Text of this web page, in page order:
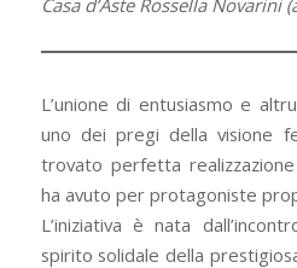
L’unione di entusiasmo e
uno dei pregi della visione
trovato perfetta
ha avuto per protagoniste
L’iniziativa è nata
spirito solidale della